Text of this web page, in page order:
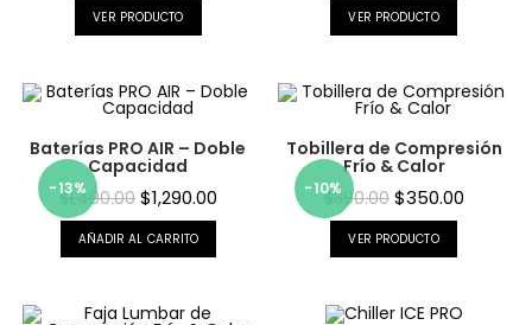
VER PRODUCTO VER PRODUCTO
-13%
Baterías PRO AIR – Doble
Capacidad
$1,490.00 $1,290.00
AÑADIR AL CARRITO
-10%
Tobillera de Compresión
Frío & Calor
$390.00 $350.00
VER PRODUCTO